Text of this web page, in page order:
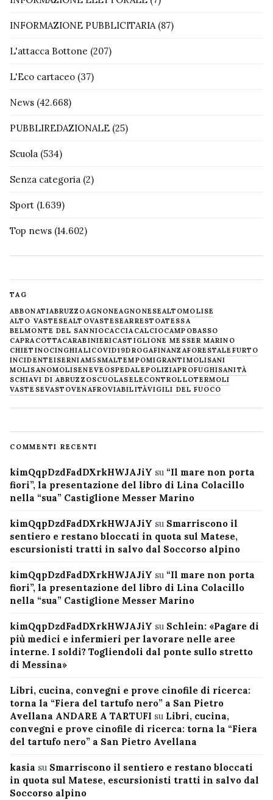
INFORMAZIONE PUBBLICITARIA(87)
L'attacca Bottone (207)
L'Eco cartaceo (37)
News (42.668)
PUBBLIREDAZIONALE (25)
Scuola (534)
Senza categoria (2)
Sport (1.639)
Top news (14.602)
TAG
ABBONATIABRUZZOAGNONEAGNONESEALTOMOLISE
ALTO VASTESEALTOVASTESEARRESTOATESSA
BELMONTE DEL SANNIOCACCIACALCIOCAMPOBASSO
CAPRACOTTACARABINIERICASTIGLIONE MESSER MARINO
CHIETINOCINGHIALICOVID19DROGAFINANZAFORESTALE FURTO
INCIDENTEISERNIAM5SMALTEMPOMIGRANTIMOLISANI
MOLISANOMOLISENEVE OSPEDALEPOLIZIAPROFUGHISANITÀ
SCHIAVI DI ABRUZZOSCUOLASELECONTROLLOTERMOLI
VASTESEVASTOVENAFROVIABILITÀVIGILI DEL FUOCO
COMMENTI RECENTI
kimQqpDzdFadDXrkHWJAJiY su “Il mare non porta
fiori”, la presentazione del libro di Lina Colacillo
nella “sua” Castiglione Messer Marino
kimQqpDzdFadDXrkHWJAJiY su Smarriscono il
sentiero e restano bloccati in quota sul Matese,
escursionisti tratti in salvo dal Soccorso alpino
kimQqpDzdFadDXrkHWJAJiY su “Il mare non porta
fiori”, la presentazione del libro di Lina Colacillo
nella “sua” Castiglione Messer Marino
kimQqpDzdFadDXrkHWJAJiY su Schlein: «Pagare di
più medici e infermieri per lavorare nelle aree
interne. I soldi? Togliendoli dal ponte sullo stretto
di Messina»
Libri, cucina, convegni e prove cinofile di ricerca:
torna la “Fiera del tartufo nero” a San Pietro
Avellana ANDARE A TARTUFI su Libri, cucina,
convegni e prove cinofile di ricerca: torna la “Fiera
del tartufo nero” a San Pietro Avellana
kasia su Smarriscono il sentiero e restano bloccati
in quota sul Matese, escursionisti tratti in salvo dal
Soccorso alpino